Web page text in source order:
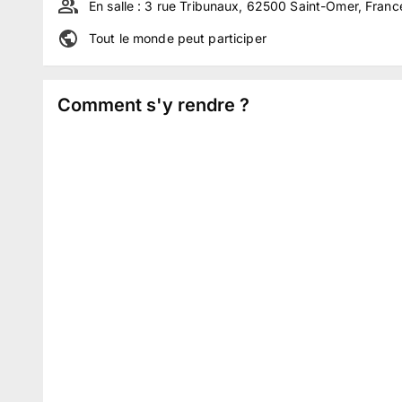
En salle : 3 rue Tribunaux, 62500 Saint-Omer,
Tout le monde peut participer
Comment s'y rendre ?